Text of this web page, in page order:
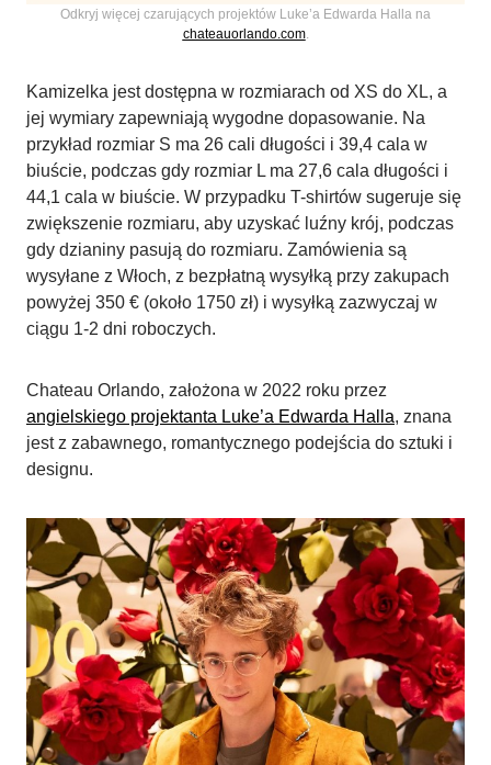
Odkryj więcej czarujących projektów Luke’a Edwarda Halla na
chateauorlando.com.
Kamizelka jest dostępna w rozmiarach od XS do XL, a
jej wymiary zapewniają wygodne dopasowanie. Na
przykład rozmiar S ma 26 cali długości i 39,4 cala w
biuście, podczas gdy rozmiar L ma 27,6 cala długości i
44,1 cala w biuście. W przypadku T-shirtów sugeruje się
zwiększenie rozmiaru, aby uzyskać luźny krój, podczas
gdy dzianiny pasują do rozmiaru. Zamówienia są
wysyłane z Włoch, z bezpłatną wysyłką przy zakupach
powyżej 350 € (około 1750 zł) i wysyłką zazwyczaj w
ciągu 1-2 dni roboczych.
Chateau Orlando, założona w 2022 roku przez
angielskiego projektanta Luke’a Edwarda Halla, znana
jest z zabawnego, romantycznego podejścia do sztuki i
designu.